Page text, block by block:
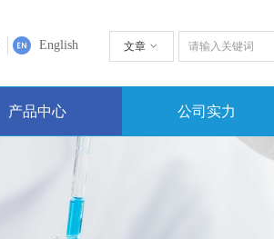
产品中心 公司实力
文章 ꀁ
English